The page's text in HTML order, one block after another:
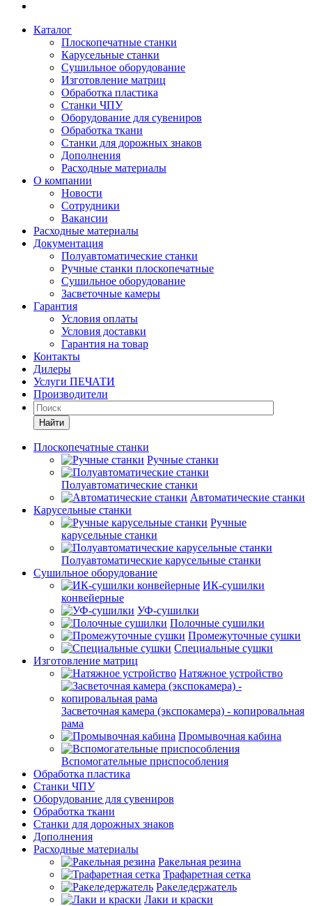
Каталог
Плоскопечатные станки
Карусельные станки
Сушильное оборудование
Изготовление матриц
Обработка пластика
Станки ЧПУ
Оборудование для сувениров
Обработка ткани
Станки для дорожных знаков
Дополнения
Расходные материалы
О компании
Новости
Сотрудники
Вакансии
Расходные материалы
Документация
Полуавтоматические станки
Ручные станки плоскопечатные
Сушильное оборудование
Засветочные камеры
Гарантия
Условия оплаты
Условия доставки
Гарантия на товар
Контакты
Дилеры
Услуги ПЕЧАТИ
Производители
Найти
Плоскопечатные станки
Ручные станки
Полуавтоматические станки
Автоматические станки
Карусельные станки
Ручные
карусельные станки
Полуавтоматические карусельные станки
Сушильное оборудование
ИК-сушилки
конвейерные
УФ-сушилки
Полочные сушилки
Промежуточные сушки
Специальные сушки
Изготовление матриц
Натяжное устройство
Засветочная камера (экспокамера) - копировальная
рама
Промывочная кабина
Вспомогательные приспособления
Обработка пластика
Станки ЧПУ
Оборудование для сувениров
Обработка ткани
Станки для дорожных знаков
Дополнения
Расходные материалы
Ракельная резина
Трафаретная сетка
Ракеледержатель
Лаки и краски